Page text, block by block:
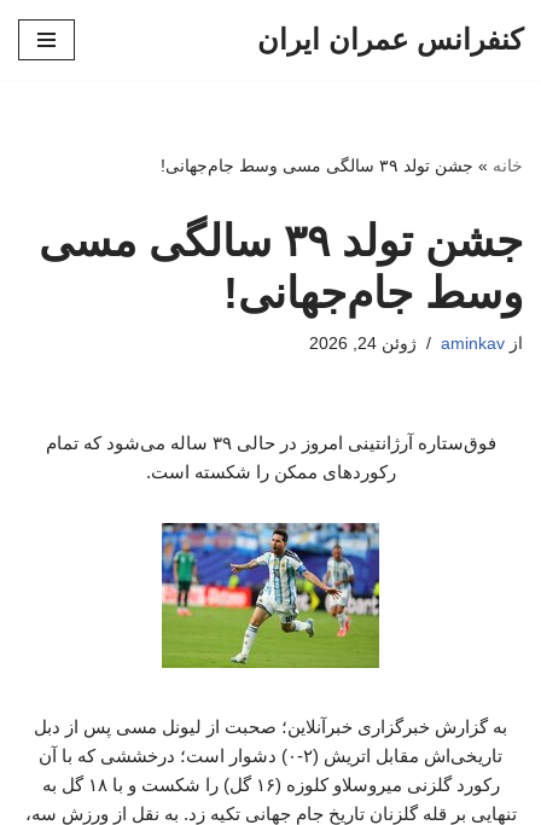
کنفرانس عمران ایران
خانه » جشن تولد ۳۹ سالگی مسی وسط جام‌جهانی!
جشن تولد ۳۹ سالگی مسی
وسط جام‌جهانی!
از aminkav ژوئن 24, 2026
فوق‌ستاره آرژانتینی امروز در حالی ۳۹ ساله می‌شود که تمام
رکوردهای ممکن را شکسته است.
به گزارش خبرگزاری خبرآنلاین؛ صحبت از لیونل مسی پس از دبل
تاریخی‌اش مقابل اتریش (۲-۰) دشوار است؛ درخششی که با آن
رکورد گلزنی میروسلاو کلوزه (۱۶ گل) را شکست و با ۱۸ گل به
تنهایی بر قله گلزنان تاریخ جام جهانی تکیه زد. به نقل از ورزش سه،